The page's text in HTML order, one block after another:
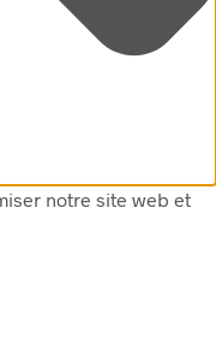
notre site web et